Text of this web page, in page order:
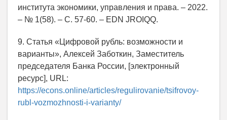
института экономики, управления и права. – 2022.
– № 1(58). – С. 57-60. – EDN JROIQQ.
9. Статья «Цифровой рубль: возможности и
варианты», Алексей Заботкин, Заместитель
председателя Банка России, [электронный
ресурс], URL:
https://econs.online/articles/regulirovanie/tsifrovoy-
rubl-vozmozhnosti-i-varianty/